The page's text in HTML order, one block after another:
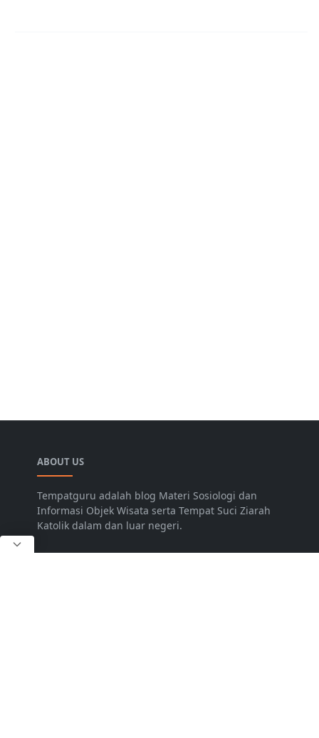
ABOUT US
Tempatguru adalah blog Materi Sosiologi dan
Informasi Objek Wisata serta Tempat Suci Ziarah
Katolik dalam dan luar negeri.